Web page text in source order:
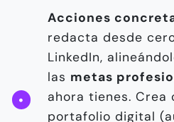
Acciones
redacta desde
LinkedIn,
las metas
ahora tienes. Crea
portafolio digital